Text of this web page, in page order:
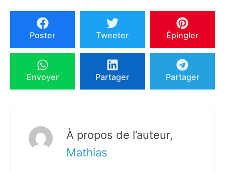
Poster Tweeter Épingler
Envoyer Partager Partager
À propos de l’auteur,
Mathias